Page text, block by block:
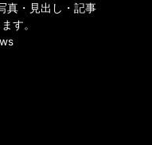
真・見出し・記事
す。